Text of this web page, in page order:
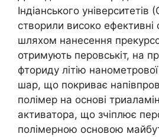
Індіанського
створили високо ефективні
шляхом нанесення
отримують перовськіт, на
фториду літію
шар, що покриває
полімер на основі
активатора, що зчіплює
полімерною основою